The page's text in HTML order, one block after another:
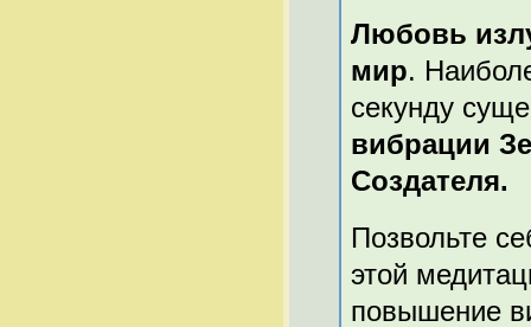
Любовь
мир.
секунду
вибрации
Создателя.
Позвольте
этой
повышение